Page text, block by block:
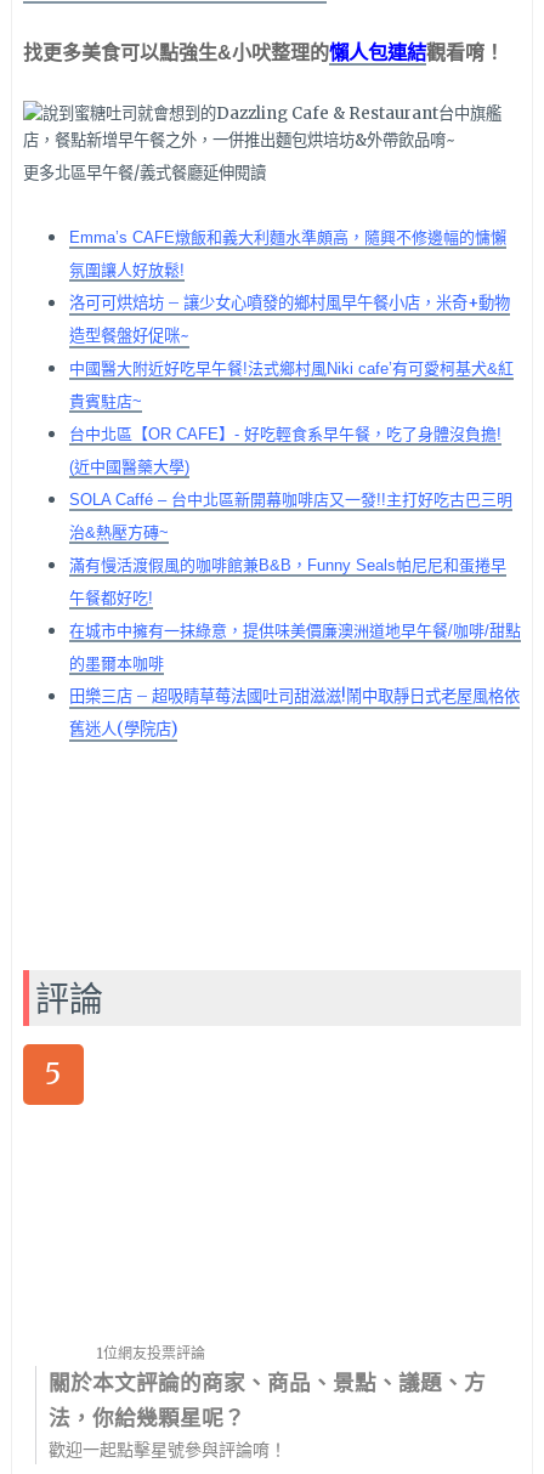
找更多美食可以點強生&小吠整理的懶人包連結觀看唷！
更多北區早午餐/義式餐廳延伸閱讀
Emma’s CAFE燉飯和義大利麵水準頗高，隨興不修邊幅的慵懶
氛圍讓人好放鬆!
洛可可烘焙坊 – 讓少女心噴發的鄉村風早午餐小店，米奇+動物
造型餐盤好促咪~
中國醫大附近好吃早午餐!法式鄉村風Niki cafe’有可愛柯基犬&紅
貴賓駐店~
台中北區【OR CAFE】- 好吃輕食系早午餐，吃了身體沒負擔!
(近中國醫藥大學)
SOLA Caffé – 台中北區新開幕咖啡店又一發!!主打好吃古巴三明
治&熱壓方磚~
滿有慢活渡假風的咖啡館兼B&B，Funny Seals帕尼尼和蛋捲早
午餐都好吃!
在城市中擁有一抹綠意，提供味美價廉澳洲道地早午餐/咖啡/甜點
的墨爾本咖啡
田樂三店 – 超吸睛草莓法國吐司甜滋滋!鬧中取靜日式老屋風格依
舊迷人(學院店)
評論
5
1位網友投票評論
關於本文評論的商家、商品、景點、議題、方
法，你給幾顆星呢？
歡迎一起點擊星號參與評論唷！